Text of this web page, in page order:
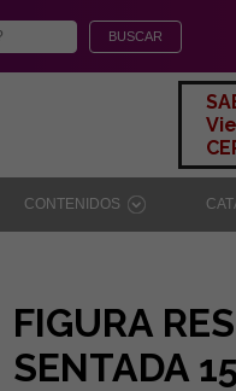
CONTENIDOS
FIGURA
SENTADA